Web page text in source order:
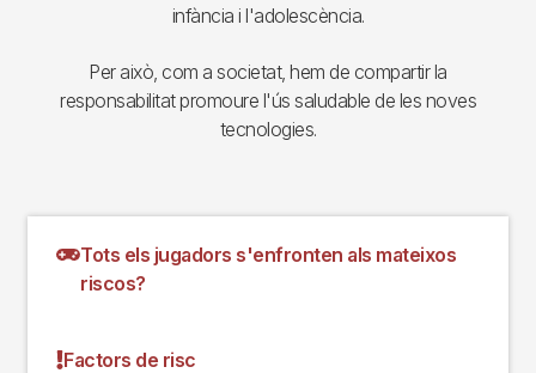
infància i l'adolescència.
Per això, com a societat, hem de compartir la
responsabilitat promoure l'ús saludable de les noves
tecnologies.
Tots els jugadors s'enfronten als mateixos
riscos?
Factors de risc